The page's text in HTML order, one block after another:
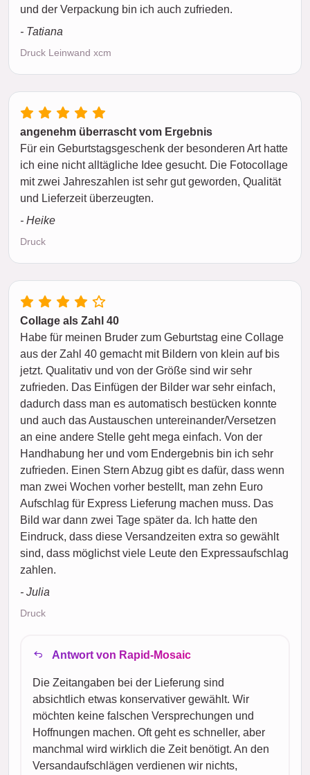
und der Verpackung bin ich auch zufrieden.
- Tatiana
Druck Leinwand xcm
angenehm überrascht vom Ergebnis
Für ein Geburtstagsgeschenk der besonderen Art hatte
ich eine nicht alltägliche Idee gesucht. Die Fotocollage
mit zwei Jahreszahlen ist sehr gut geworden, Qualität
und Lieferzeit überzeugten.
- Heike
Druck
Collage als Zahl 40
Habe für meinen Bruder zum Geburtstag eine Collage
aus der Zahl 40 gemacht mit Bildern von klein auf bis
jetzt. Qualitativ und von der Größe sind wir sehr
zufrieden. Das Einfügen der Bilder war sehr einfach,
dadurch dass man es automatisch bestücken konnte
und auch das Austauschen untereinander/Versetzen
an eine andere Stelle geht mega einfach. Von der
Handhabung her und vom Endergebnis bin ich sehr
zufrieden. Einen Stern Abzug gibt es dafür, dass wenn
man zwei Wochen vorher bestellt, man zehn Euro
Aufschlag für Express Lieferung machen muss. Das
Bild war dann zwei Tage später da. Ich hatte den
Eindruck, dass diese Versandzeiten extra so gewählt
sind, dass möglichst viele Leute den Expressaufschlag
zahlen.
- Julia
Druck
Antwort von Rapid-Mosaic
Die Zeitangaben bei der Lieferung sind
absichtlich etwas konservativer gewählt. Wir
möchten keine falschen Versprechungen und
Hoffnungen machen. Oft geht es schneller, aber
manchmal wird wirklich die Zeit benötigt. An den
Versandaufschlägen verdienen wir nichts,